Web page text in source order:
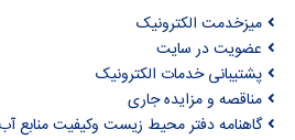
میزخدمت الکترونیک
عضویت در سایت
پشتیبانی خدمات الکترونیک
مناقصه و مزایده جاری
گاهنامه دفتر محیط زیست وکیفیت منابع آب